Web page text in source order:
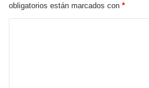
obligatorios están marcados con *